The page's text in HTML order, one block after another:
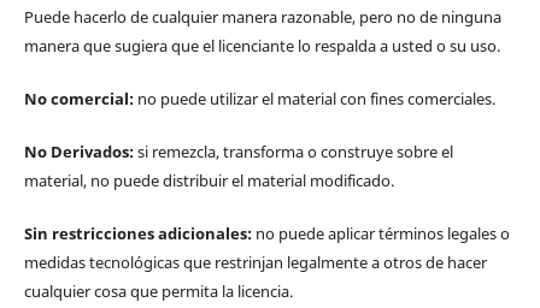
Puede hacerlo de cualquier manera razonable, pero no de ninguna
manera que sugiera que el licenciante lo respalda a usted o su uso.
No comercial:no puede utilizar el material con fines comerciales.
No Derivados:si remezcla, transforma o construye sobre el
material, no puede distribuir el material modificado.
Sin restricciones adicionales:no puede aplicar términos legales o
medidas tecnológicas que restrinjan legalmente a otros de hacer
cualquier cosa que permita la licencia.